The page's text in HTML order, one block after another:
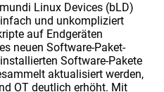
Linux Devices (bLD)
und unkompliziert
auf Endgeräten
neuen Software-Paket-
Software-Pakete
aktualisiert werden,
OT deutlich erhöht. Mit